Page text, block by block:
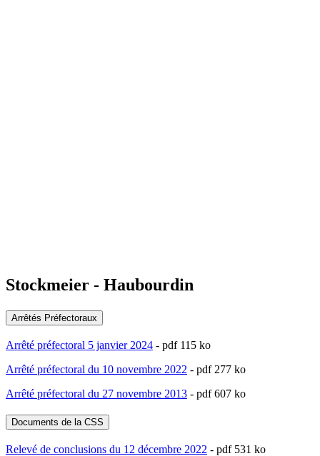
Stockmeier - Haubourdin
Arrêtés Préfectoraux
Arrêté préfectoral 5 janvier 2024 - pdf 115 ko
Arrêté préfectoral du 10 novembre 2022 - pdf 277 ko
Arrêté préfectoral du 27 novembre 2013 - pdf 607 ko
Documents de la CSS
Relevé de conclusions du 12 décembre 2022 - pdf 531 ko